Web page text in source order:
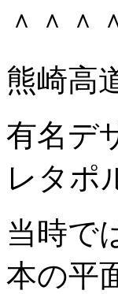
＾＾＾
熊崎高
有名デ
レタポ
当時で
本の平